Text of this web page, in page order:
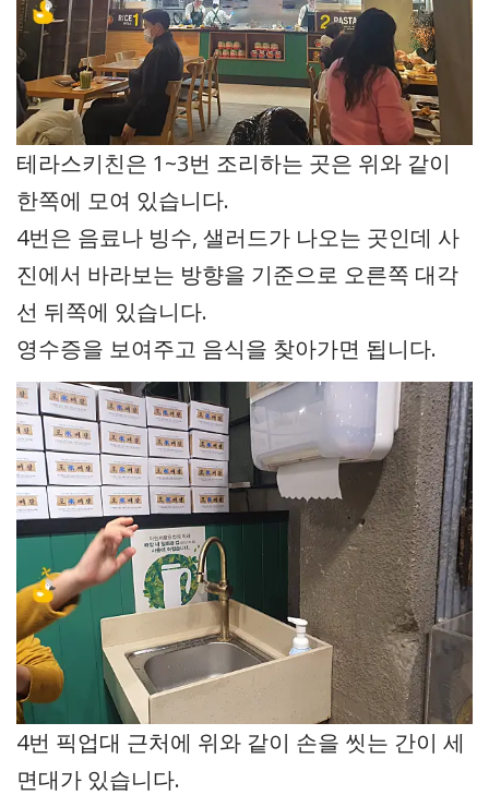
테라스키친은 1~3번 조리하는 곳은 위와 같이
한쪽에 모여 있습니다.
4번은 음료나 빙수, 샐러드가 나오는 곳인데 사
진에서 바라보는 방향을 기준으로 오른쪽 대각
선 뒤쪽에 있습니다.
영수증을 보여주고 음식을 찾아가면 됩니다.
4번 픽업대 근처에 위와 같이 손을 씻는 간이 세
면대가 있습니다.